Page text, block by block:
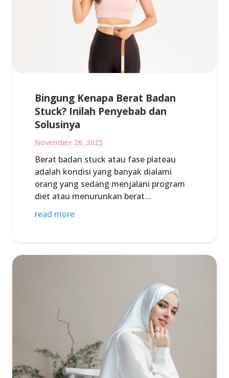
Bingung Kenapa Berat Badan
Stuck? Inilah Penyebab dan
Solusinya
November 26, 2025
Berat badan stuck atau fase plateau
adalah kondisi yang banyak dialami
orang yang sedang menjalani program
diet atau menurunkan berat…
read more